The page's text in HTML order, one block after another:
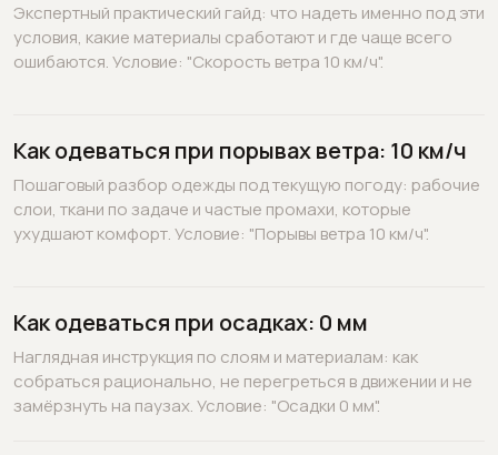
Экспертный практический гайд: что надеть именно под эти
условия, какие материалы сработают и где чаще всего
ошибаются. Условие: "Скорость ветра 10 км/ч".
Как одеваться при порывах ветра: 10 км/ч
Пошаговый разбор одежды под текущую погоду: рабочие
слои, ткани по задаче и частые промахи, которые
ухудшают комфорт. Условие: "Порывы ветра 10 км/ч".
Как одеваться при осадках: 0 мм
Наглядная инструкция по слоям и материалам: как
собраться рационально, не перегреться в движении и не
замёрзнуть на паузах. Условие: "Осадки 0 мм".